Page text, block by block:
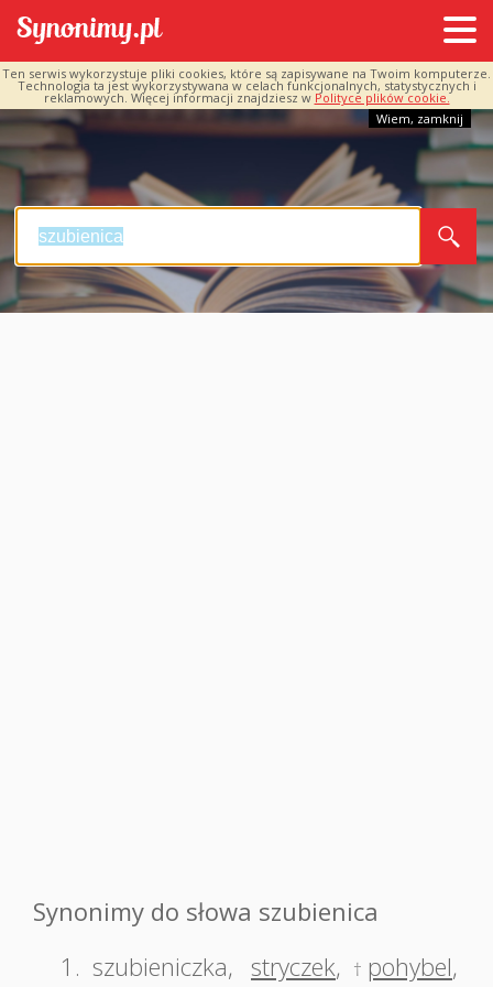
Ten serwis wykorzystuje pliki cookies, które są zapisywane na Twoim komputerze.
Technologia ta jest wykorzystywana w celach funkcjonalnych, statystycznych i
reklamowych. Więcej informacji znajdziesz w Polityce plików cookie.
Wiem, zamknij
Synonimy do słowa szubienica
1. szubieniczka, stryczek, † pohybel,